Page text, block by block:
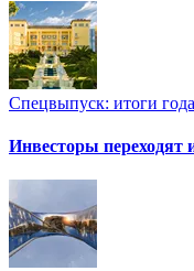
Спецвыпуск: итоги года
Инвесторы переходят